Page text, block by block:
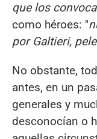
que los
como héroes: "
por Galtieri, pele
No obstante,
antes, en un
generales y
desconocían o